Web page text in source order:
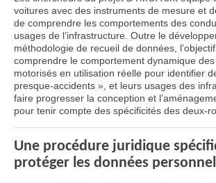
voitures avec des instruments de mesure et
de comprendre les comportements des
usages de l’infrastructure. Outre le
méthodologie de recueil de données,
comprendre le comportement dynamique
motorisés en utilisation réelle pour identifier
presque-accidents », et leurs usages des
faire progresser la conception et
pour tenir compte des spécificités des deux-
Une procédure juridique
protéger les données